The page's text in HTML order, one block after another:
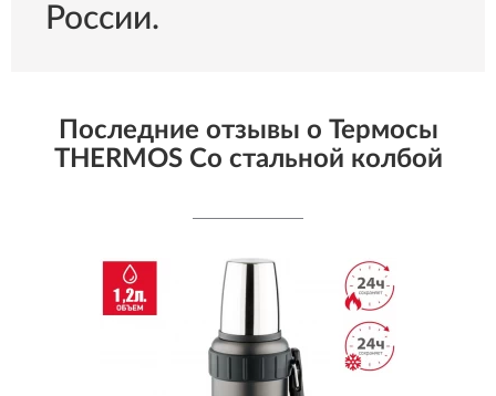
России.
Последние отзывы о Термосы
THERMOS Со стальной колбой